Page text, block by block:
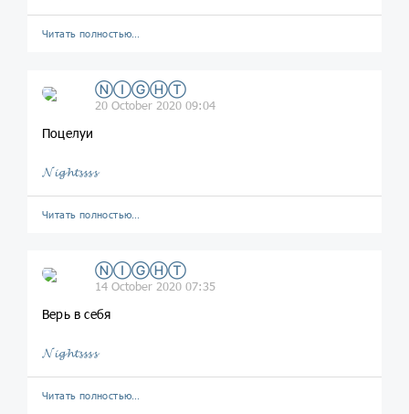
Читать полностью…
ⓃⒾⒼⒽⓉ
20 October 2020 09:04
Поцелуи
𝓝𝓲𝓰𝓱𝓽𝓼𝓼𝓼𝓼
Читать полностью…
ⓃⒾⒼⒽⓉ
14 October 2020 07:35
Верь в себя
𝓝𝓲𝓰𝓱𝓽𝓼𝓼𝓼𝓼
Читать полностью…